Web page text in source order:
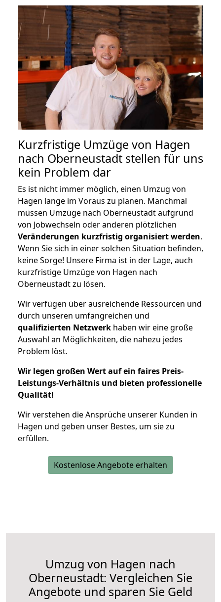
Kurzfristige Umzüge von Hagen
nach Oberneustadt stellen für uns
kein Problem dar
Es ist nicht immer möglich, einen Umzug von
Hagen lange im Voraus zu planen. Manchmal
müssen Umzüge nach Oberneustadt aufgrund
von Jobwechseln oder anderen plötzlichen
Veränderungen kurzfristig organisiert werden.
Wenn Sie sich in einer solchen Situation befinden,
keine Sorge! Unsere Firma ist in der Lage, auch
kurzfristige Umzüge von Hagen nach
Oberneustadt zu lösen.
Wir verfügen über ausreichende Ressourcen und
durch unseren umfangreichen und
qualifizierten Netzwerk haben wir eine große
Auswahl an Möglichkeiten, die nahezu jedes
Problem löst.
Wir legen großen Wert auf ein faires Preis-
Leistungs-Verhältnis und bieten professionelle
Qualität!
Wir verstehen die Ansprüche unserer Kunden in
Hagen und geben unser Bestes, um sie zu
erfüllen.
Kostenlose Angebote erhalten
Umzug von Hagen nach
Oberneustadt: Vergleichen Sie
Angebote und sparen Sie Geld